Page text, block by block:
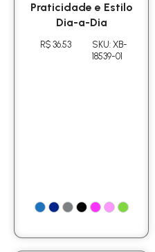
Praticidade e Estilo
Dia-a-Dia
R$ 36.53
SKU: XB-
18539-01